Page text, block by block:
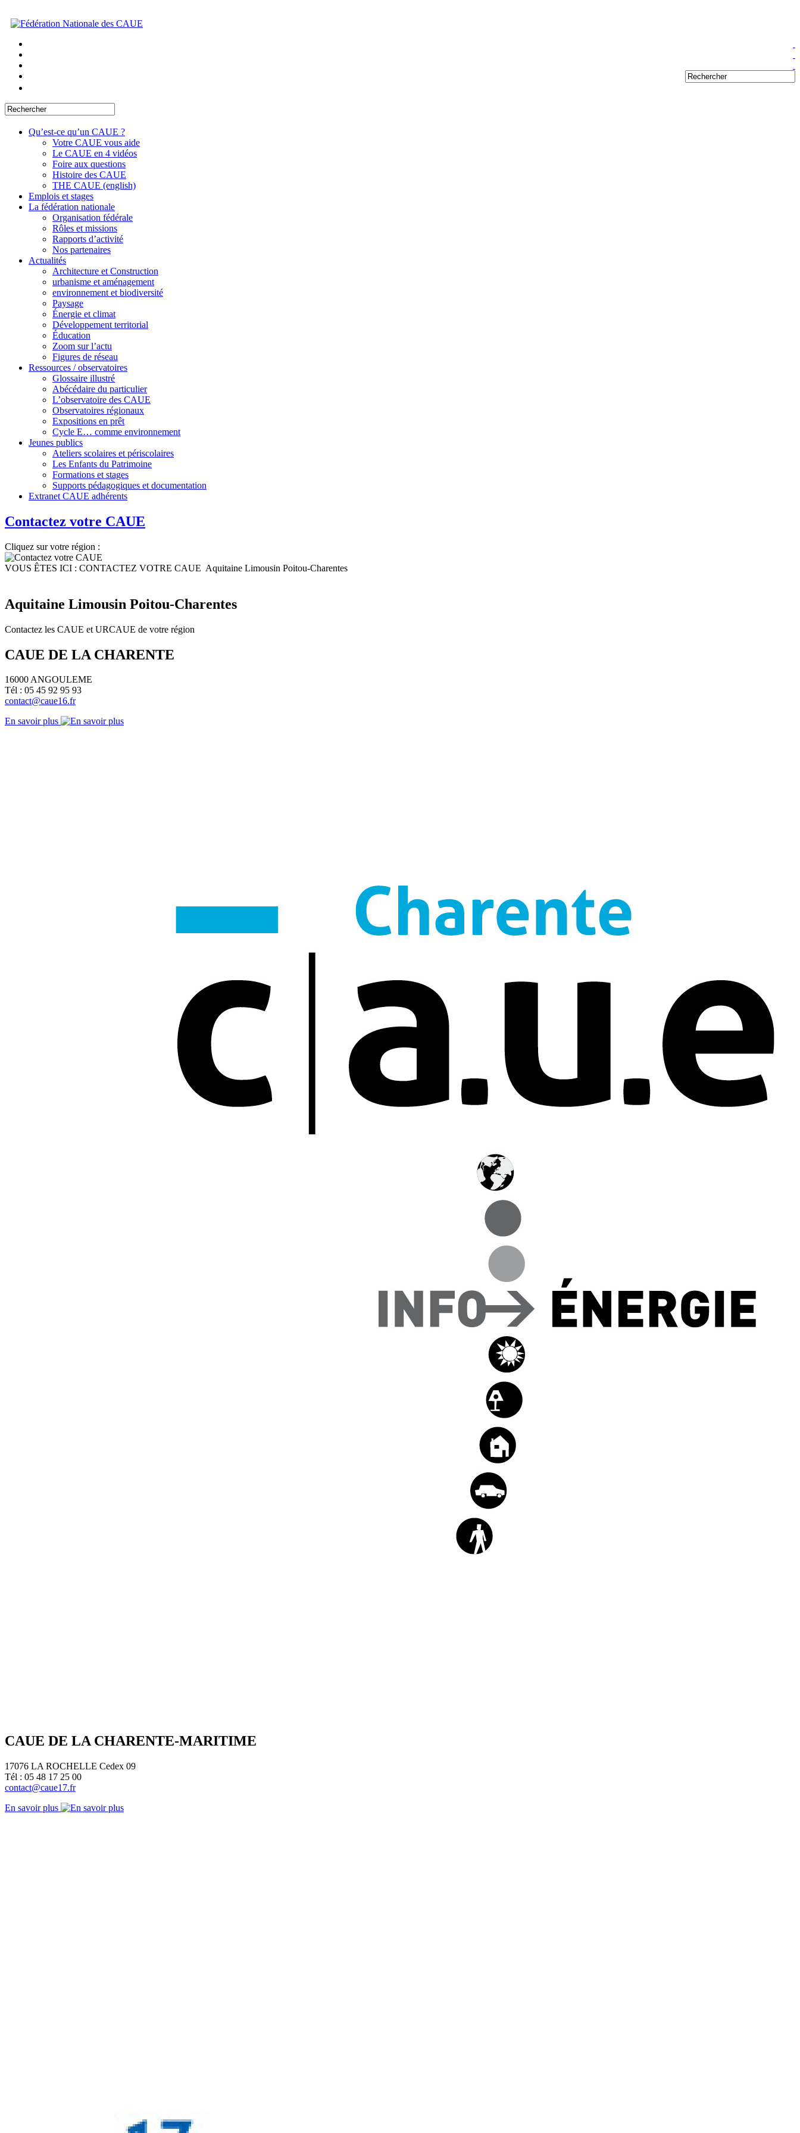
Qu’est-ce qu’un CAUE ?
Votre CAUE vous aide
Le CAUE en 4 vidéos
Foire aux questions
Histoire des CAUE
THE CAUE (english)
Emplois et stages
La fédération nationale
Organisation fédérale
Rôles et missions
Rapports d’activité
Nos partenaires
Actualités
Architecture et Construction
urbanisme et aménagement
environnement et biodiversité
Paysage
Énergie et climat
Développement territorial
Éducation
Zoom sur l’actu
Figures de réseau
Ressources / observatoires
Glossaire illustré
Abécédaire du particulier
L’observatoire des CAUE
Observatoires régionaux
Expositions en prêt
Cycle E… comme environnement
Jeunes publics
Ateliers scolaires et périscolaires
Les Enfants du Patrimoine
Formations et stages
Supports pédagogiques et documentation
Extranet CAUE adhérents
Contactez votre CAUE
Cliquez sur votre région :
VOUS ÊTES ICI : CONTACTEZ VOTRE CAUE Aquitaine Limousin Poitou-Charentes
Aquitaine Limousin Poitou-Charentes
Contactez les CAUE et URCAUE de votre région
CAUE DE LA CHARENTE
16000 ANGOULEME
Tél : 05 45 92 95 93
contact@caue16.fr
En savoir plus
CAUE DE LA CHARENTE-MARITIME
17076 LA ROCHELLE Cedex 09
Tél : 05 48 17 25 00
contact@caue17.fr
En savoir plus